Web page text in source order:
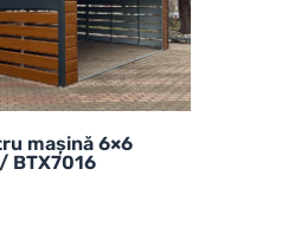
mașină 6×6
BTX7016